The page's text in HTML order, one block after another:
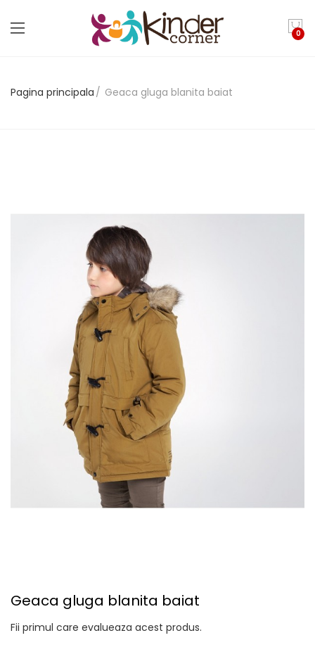
0
Pagina principala Geaca gluga blanita baiat
Geaca gluga blanita baiat
Fii primul care evalueaza acest produs.